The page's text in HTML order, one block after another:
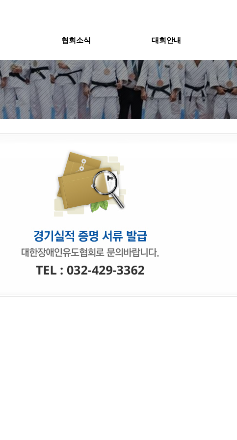
협회소식 대회안내